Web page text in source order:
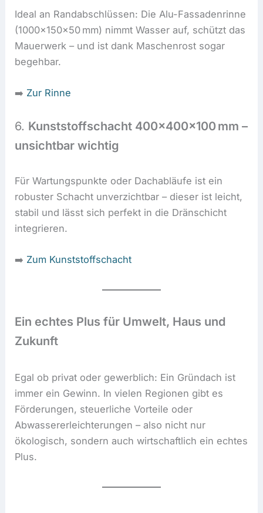
Ideal an Randabschlüssen: Die Alu-Fassadenrinne
(1000x150x50 mm) nimmt Wasser auf, schützt das
Mauerwerk – und ist dank Maschenrost sogar
begehbar.
➡️ Zur Rinne
6. Kunststoffschacht 400x400x100 mm –
unsichtbar wichtig
Für Wartungspunkte oder Dachabläufe ist ein
robuster Schacht unverzichtbar – dieser ist leicht,
stabil und lässt sich perfekt in die Dränschicht
integrieren.
➡️ Zum Kunststoffschacht
Ein echtes Plus für Umwelt, Haus und
Zukunft
Egal ob privat oder gewerblich: Ein Gründach ist
immer ein Gewinn. In vielen Regionen gibt es
Förderungen, steuerliche Vorteile oder
Abwassererleichterungen – also nicht nur
ökologisch, sondern auch wirtschaftlich ein echtes
Plus.